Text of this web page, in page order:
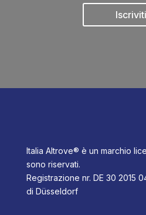
Iscriviti
Italia Altrove® è un marchio
sono riservati.
Registrazione nr. DE 30 2015
di Düsseldorf